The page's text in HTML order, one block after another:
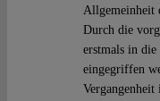
Allgemeinheit
Durch die
erstmals in
eingegriffen